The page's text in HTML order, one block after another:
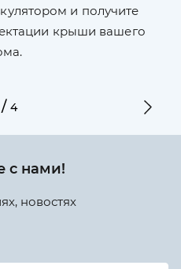
и получите
крыши вашего
/4
с нами!
новостях